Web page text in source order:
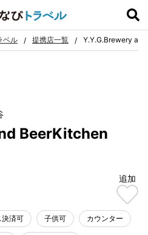
ベル 提携店一覧 Y.Y.G.Brewery
BeerKitchen
追加
決済可 子供可 カウンター